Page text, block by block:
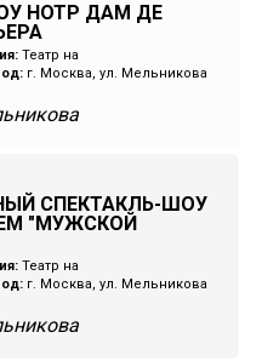
НОТР ДАМ ДЕ
Театр на
г. Москва, ул. Мельникова
СПЕКТАКЛЬ-ШОУ
"МУЖСКОЙ
Театр на
г. Москва, ул. Мельникова